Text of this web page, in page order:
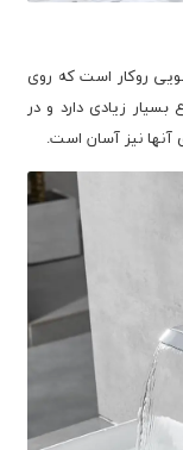
روکار است که روی
بسیار زیادی دارد و در
آنها نیز آسان است.